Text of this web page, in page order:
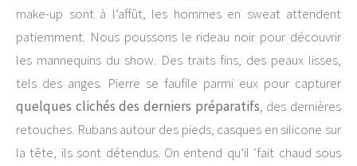
make-up sont à l’affût, les hommes en sweat attendent
patiemment. Nous poussons le rideau noir pour découvrir
les mannequins du show. Des traits fins, des peaux lisses,
tels des anges. Pierre se faufile parmi eux pour capturer
quelques clichés des derniers préparatifs, des dernières
retouches. Rubans autour des pieds, casques en silicone sur
la tête, ils sont détendus. On entend qu’il ‘fait chaud sous